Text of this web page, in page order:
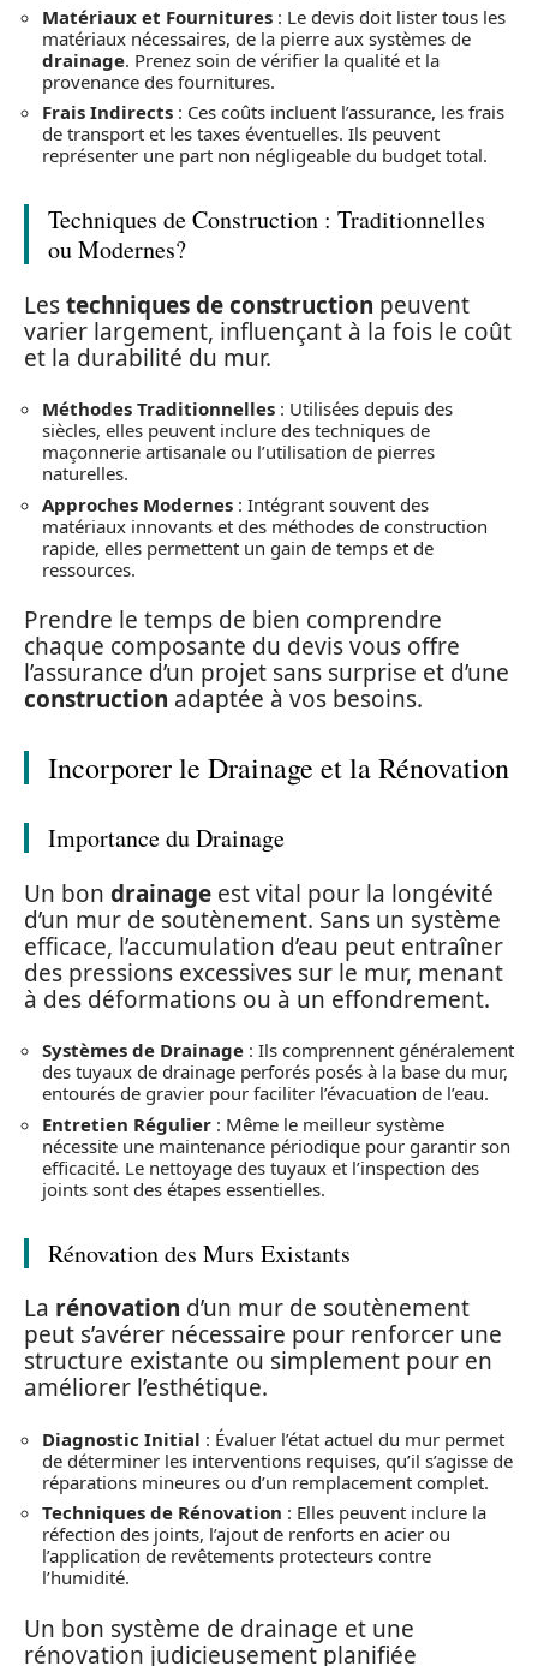
Matériaux et Fournitures : Le devis doit lister tous les
matériaux nécessaires, de la pierre aux systèmes de
drainage. Prenez soin de vérifier la qualité et la
provenance des fournitures.
Frais Indirects : Ces coûts incluent l’assurance, les frais
de transport et les taxes éventuelles. Ils peuvent
représenter une part non négligeable du budget total.
Techniques de Construction : Traditionnelles
ou Modernes?
Lestechniques de construction peuvent
varier largement, influençant à la fois le coût
et la durabilité du mur.
Méthodes Traditionnelles : Utilisées depuis des
siècles, elles peuvent inclure des techniques de
maçonnerie artisanale ou l’utilisation de pierres
naturelles.
Approches Modernes : Intégrant souvent des
matériaux innovants et des méthodes de construction
rapide, elles permettent un gain de temps et de
ressources.
Prendre le temps de bien comprendre
chaque composante du devis vous offre
l’assurance d’un projet sans surprise et d’une
construction adaptée à vos besoins.
Incorporer le Drainage et la Rénovation
Importance du Drainage
Un bon drainage est vital pour la longévité
d’un mur de soutènement. Sans un système
efficace, l’accumulation d’eau peut entraîner
des pressions excessives sur le mur, menant
à des déformations ou à un effondrement.
Systèmes de Drainage : Ils comprennent généralement
des tuyaux de drainage perforés posés à la base du mur,
entourés de gravier pour faciliter l’évacuation de l’eau.
Entretien Régulier : Même le meilleur système
nécessite une maintenance périodique pour garantir son
efficacité. Le nettoyage des tuyaux et l’inspection des
joints sont des étapes essentielles.
Rénovation des Murs Existants
La rénovation d’un mur de soutènement
peut s’avérer nécessaire pour renforcer une
structure existante ou simplement pour en
améliorer l’esthétique.
Diagnostic Initial : Évaluer l’état actuel du mur permet
de déterminer les interventions requises, qu’il s’agisse de
réparations mineures ou d’un remplacement complet.
Techniques de Rénovation : Elles peuvent inclure la
réfection des joints, l’ajout de renforts en acier ou
l’application de revêtements protecteurs contre
l’humidité.
Un bon système de drainage et une
rénovation judicieusement planifiée